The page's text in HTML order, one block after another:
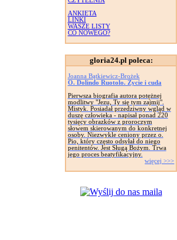
ANKIETA
LINKI
WASZE LISTY
CO NOWEGO?
gloria24.pl poleca:
Joanna Bątkiewicz-Brożek
O. Dolindo Ruotolo. Życie i cuda
Pierwsza biografia autora potężnej
modlitwy "Jezu, Ty się tym zajmij".
Mistyk. Posiadał przedziwny wgląd w
duszę człowieka - napisał ponad 220
tysięcy obrazków z proroczym
słowem skierowanym do konkretnej
osoby. Niezwykle ceniony przez o.
Pio, który często odsyłał do niego
penitentów. Jest Sługą Bożym. Trwa
jego proces beatyfikacyjny.
więcej >>>